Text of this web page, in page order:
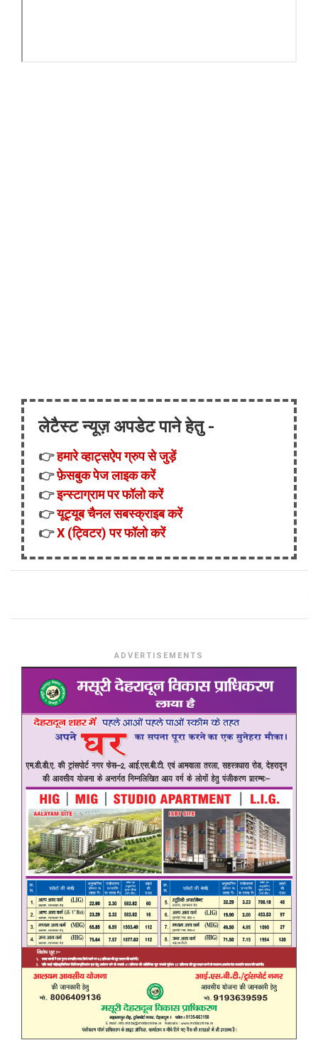
लेटैस्ट न्यूज़ अपडेट पाने हेतु -
👉हमारे व्हाट्सऐप ग्रुप से जुड़ें
👉फ़ेसबुक पेज लाइक करें
👉इन्स्टाग्राम पर फॉलो करें
👉यूट्यूब चैनल सबस्क्राइब करें
👉X (ट्विटर) पर फॉलो करें
ADVERTISEMENTS